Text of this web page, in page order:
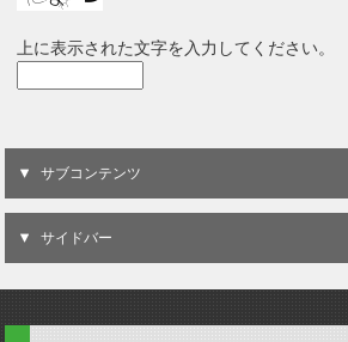
上に表示された文字を入力してください。
サブコンテンツ
サイドバー